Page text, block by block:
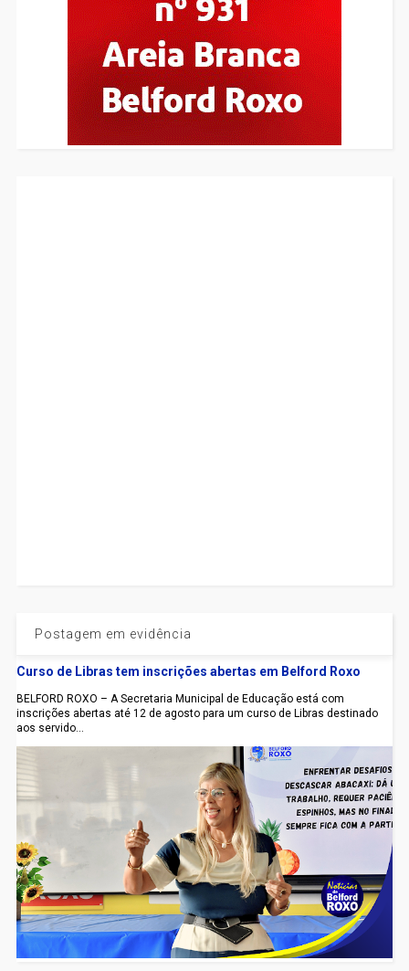
Postagem em evidência
Curso de Libras tem inscrições abertas em Belford Roxo
BELFORD ROXO – A Secretaria Municipal de Educação está com
inscrições abertas até 12 de agosto para um curso de Libras destinado
aos servido...